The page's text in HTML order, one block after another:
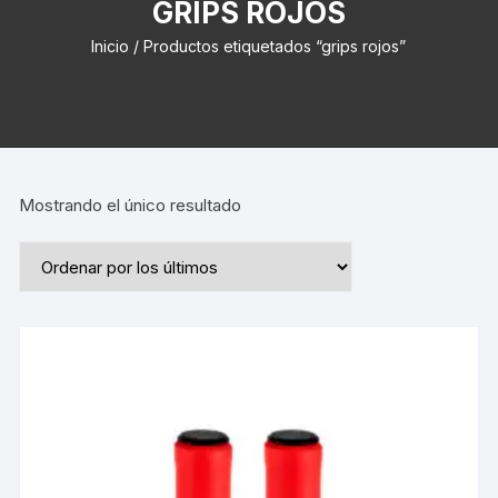
GRIPS ROJOS
Inicio / Productos etiquetados “grips rojos”
Mostrando el único resultado